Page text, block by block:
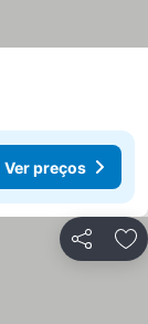
Ver preços
Partilhar